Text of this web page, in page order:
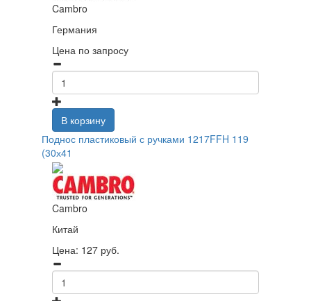
Cambro
Германия
Цена по запросу
В корзину
Поднос пластиковый с ручками 1217FFH 119
(30х41
Cambro
Китай
Цена: 127 руб.